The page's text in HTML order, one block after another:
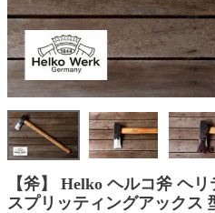
【斧】 Helko ヘルコ斧 ヘ
スプリッティングアックス